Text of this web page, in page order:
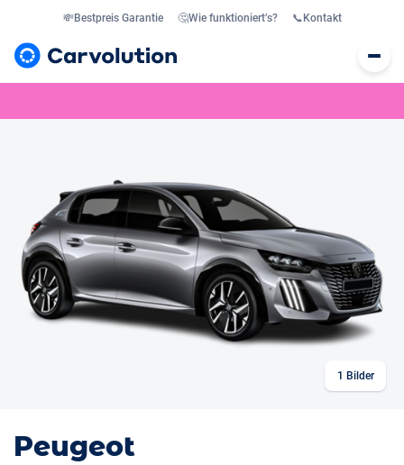
💸Bestpreis Garantie 🤔Wie funktioniert’s? 📞 Kontakt
1 Bilder
Peugeot